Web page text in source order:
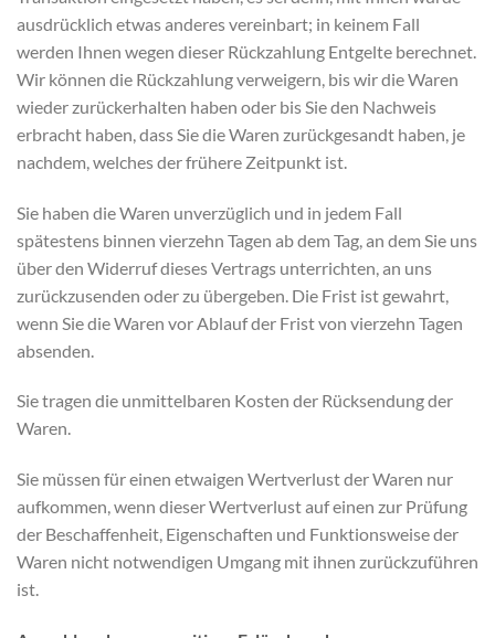
ausdrücklich etwas anderes vereinbart; in keinem Fall
werden Ihnen wegen dieser Rückzahlung Entgelte berechnet.
Wir können die Rückzahlung verweigern, bis wir die Waren
wieder zurückerhalten haben oder bis Sie den Nachweis
erbracht haben, dass Sie die Waren zurückgesandt haben, je
nachdem, welches der frühere Zeitpunkt ist.
Sie haben die Waren unverzüglich und in jedem Fall
spätestens binnen vierzehn Tagen ab dem Tag, an dem Sie uns
über den Widerruf dieses Vertrags unterrichten, an uns
zurückzusenden oder zu übergeben. Die Frist ist gewahrt,
wenn Sie die Waren vor Ablauf der Frist von vierzehn Tagen
absenden.
Sie tragen die unmittelbaren Kosten der Rücksendung der
Waren.
Sie müssen für einen etwaigen Wertverlust der Waren nur
aufkommen, wenn dieser Wertverlust auf einen zur Prüfung
der Beschaffenheit, Eigenschaften und Funktionsweise der
Waren nicht notwendigen Umgang mit ihnen zurückzuführen
ist.